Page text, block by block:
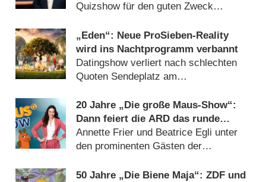
Quizshow für den guten Zweck
„Eden“: Neue ProSieben-Reality
wird ins Nachtprogramm verbannt
Datingshow verliert nach schlechten
Quoten Sendeplatz am
20 Jahre „Die große Maus-Show“:
Dann feiert die ARD das runde
Jubiläum
Annette Frier und Beatrice Egli unter
den prominenten Gästen der
50 Jahre „Die Biene Maja“: ZDF und